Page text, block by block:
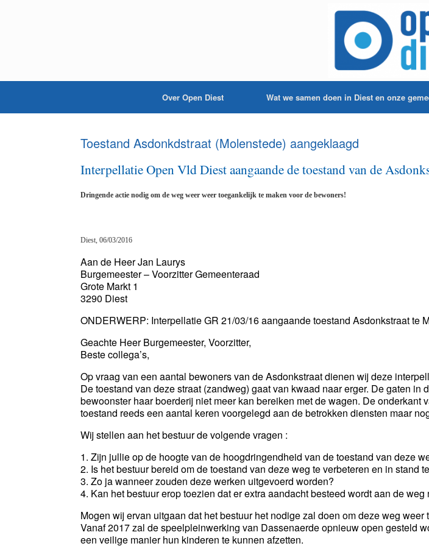
Over Open Diest Wat we samen doen in Diest en onze
Toestand Asdonkdstraat (Molenstede) aangeklaagd
Interpellatie Open Vld Diest aangaande de toestand van de
Dringende actie nodig om de weg weer weer toegankelijk te maken voor de bewoners!
Diest, 06/03/2016
Aan de Heer Jan Laurys
Burgemeester – Voorzitter Gemeenteraad
Grote Markt 1
3290 Diest
ONDERWERP: Interpellatie GR 21/03/16 aangaande toestand Asdonkstraat te
Geachte Heer Burgemeester, Voorzitter,
Beste collega’s,
Op vraag van een aantal bewoners van de Asdonkstraat dienen wij deze
De toestand van deze straat (zandweg) gaat van kwaad naar erger. De gaten
bewoonster haar boerderij niet meer kan bereiken met de wagen. De
toestand reeds een aantal keren voorgelegd aan de betrokken diensten maar
Wij stellen aan het bestuur de volgende vragen :
1. Zijn jullie op de hoogte van de hoogdringendheid van de toestand van deze
2. Is het bestuur bereid om de toestand van deze weg te verbeteren en in stand
3. Zo ja wanneer zouden deze werken uitgevoerd worden?
4. Kan het bestuur erop toezien dat er extra aandacht besteed wordt aan de
Mogen wij ervan uitgaan dat het bestuur het nodige zal doen om deze weg
Vanaf 2017 zal de speelpleinwerking van Dassenaerde opnieuw open gesteld
een veilige manier hun kinderen te kunnen afzetten.